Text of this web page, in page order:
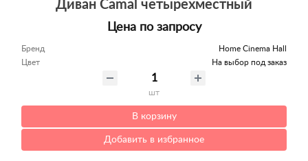
Диван Camal четырехместный
Цена по запросу
Бренд
Home Cinema Hall
Цвет
На выбор под заказ
шт
В корзину
Добавить в избранное